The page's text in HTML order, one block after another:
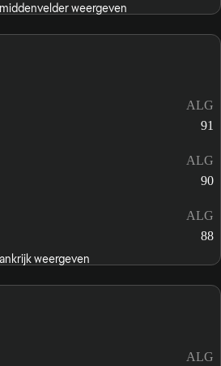
weergeven
ALG
91
ALG
90
ALG
88
weergeven
ALG